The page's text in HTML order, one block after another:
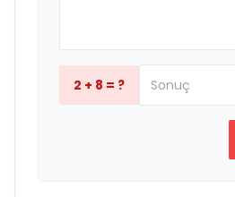
2 + 8 = ?